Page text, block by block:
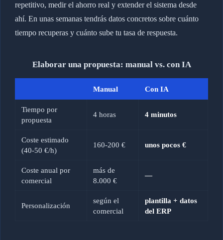
repetitivo, medir el ahorro real y extender el sistema desde
ahí. En unas semanas tendrás datos concretos sobre cuánto
tiempo recuperas y cuánto sube tu tasa de respuesta.
Elaborar una propuesta: manual vs. con IA
Manual Con IA
Tiempo por
propuesta
4 horas 4 minutos
Coste estimado
(40-50 €/h)
160-200 € unos pocos €
Coste anual por
comercial
más de
8.000 €
—
Personalización
según el
comercial
plantilla + datos
del ERP